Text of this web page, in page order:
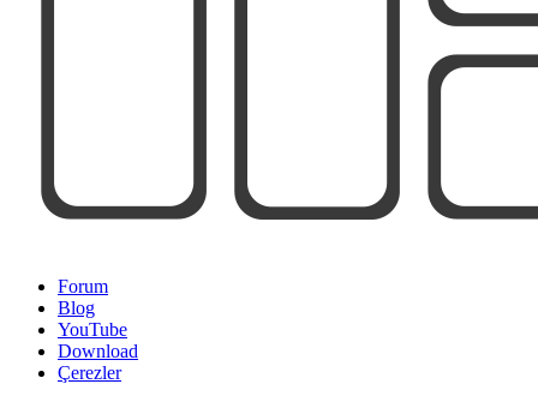
Forum
Blog
YouTube
Download
Çerezler